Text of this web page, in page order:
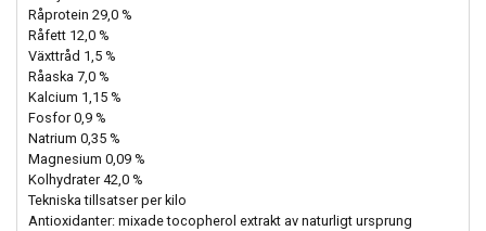
Råprotein 29,0 %
Råfett 12,0 %
Växttråd 1,5 %
Råaska 7,0 %
Kalcium 1,15 %
Fosfor 0,9 %
Natrium 0,35 %
Magnesium 0,09 %
Kolhydrater 42,0 %
Tekniska tillsatser per kilo
Antioxidanter: mixade tocopherol extrakt av naturligt ursprung